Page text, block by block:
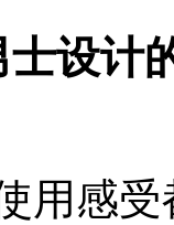
设计
用感